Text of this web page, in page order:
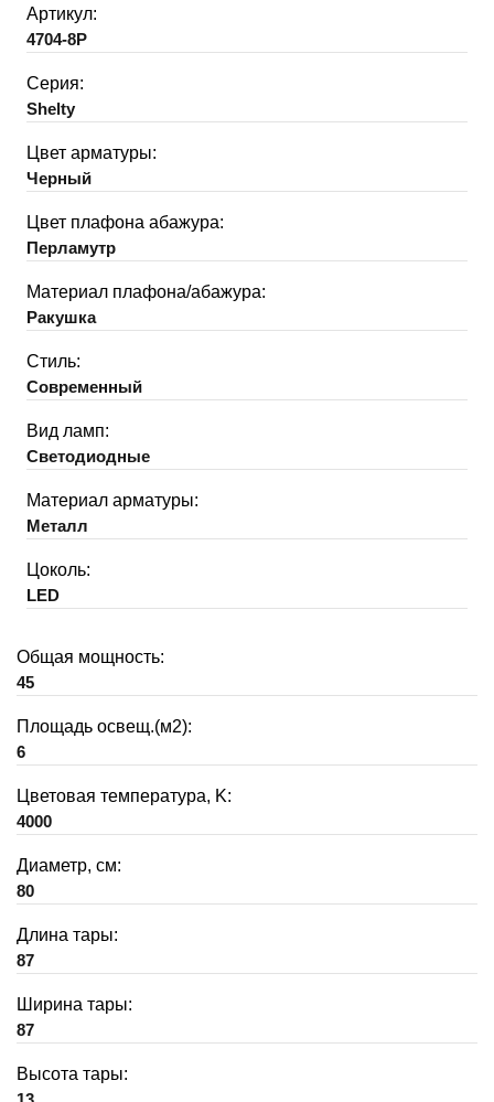
Артикул:
4704-8P
Серия:
Shelty
Цвет арматуры:
Черный
Цвет плафона абажура:
Перламутр
Материал плафона/абажура:
Ракушка
Стиль:
Современный
Вид ламп:
Светодиодные
Материал арматуры:
Металл
Цоколь:
LED
Общая мощность:
45
Площадь освещ.(м2):
6
Цветовая температура, K:
4000
Диаметр, см:
80
Длина тары:
87
Ширина тары:
87
Высота тары: